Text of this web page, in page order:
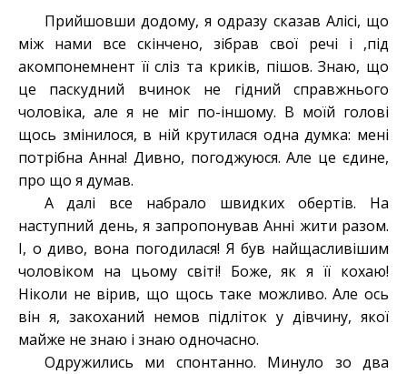
Прийшовши додому, я одразу сказав Алісі, що
між нами все скінчено, зібрав свої речі і ,під
акомпонемнент її сліз та криків, пішов. Знаю, що
це паскудний вчинок не гідний справжнього
чоловіка, але я не міг по-іншому. В моїй голові
щось змінилося, в ній крутилася одна думка: мені
потрібна Анна! Дивно, погоджуюся. Але це єдине,
про що я думав.
А далі все набрало швидких обертів. На
наступний день, я запропонував Анні жити разом.
І, о диво, вона погодилася! Я був найщасливішим
чоловіком на цьому світі! Боже, як я її кохаю!
Ніколи не вірив, що щось таке можливо. Але ось
він я, закоханий немов підліток у дівчину, якої
майже не знаю і знаю одночасно.
Одружились ми спонтанно. Минуло зо два